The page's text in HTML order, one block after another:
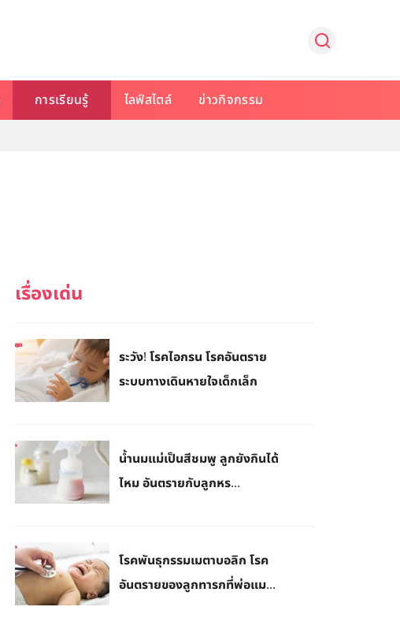
การเรียนรู้ ไลฟ์สไตล์ ข่าวกิจกรรม
ระวัง! โรคไอกรน โรคอันตราย
ระบบทางเดินหายใจเด็กเล็ก
น้ำนมแม่เป็นสีชมพู ลูกยังกินได้
ไหม อันตรายกับลูกหร...
โรคพันธุกรรมเมตาบอลิก โรค
อันตรายของลูกทารกที่พ่อแม...